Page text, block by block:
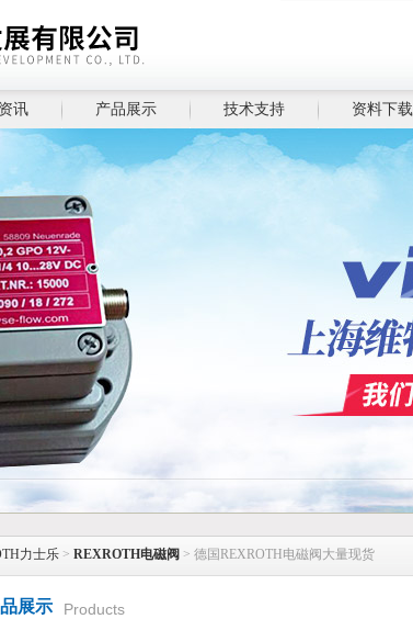
讯 产品展示 技术支持 资料下载
力士乐 > REXROTH电磁阀 > 德国REXROTH电磁阀大量现货
展示 Products